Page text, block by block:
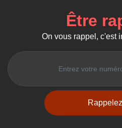
Être
On vous rappel, c'est